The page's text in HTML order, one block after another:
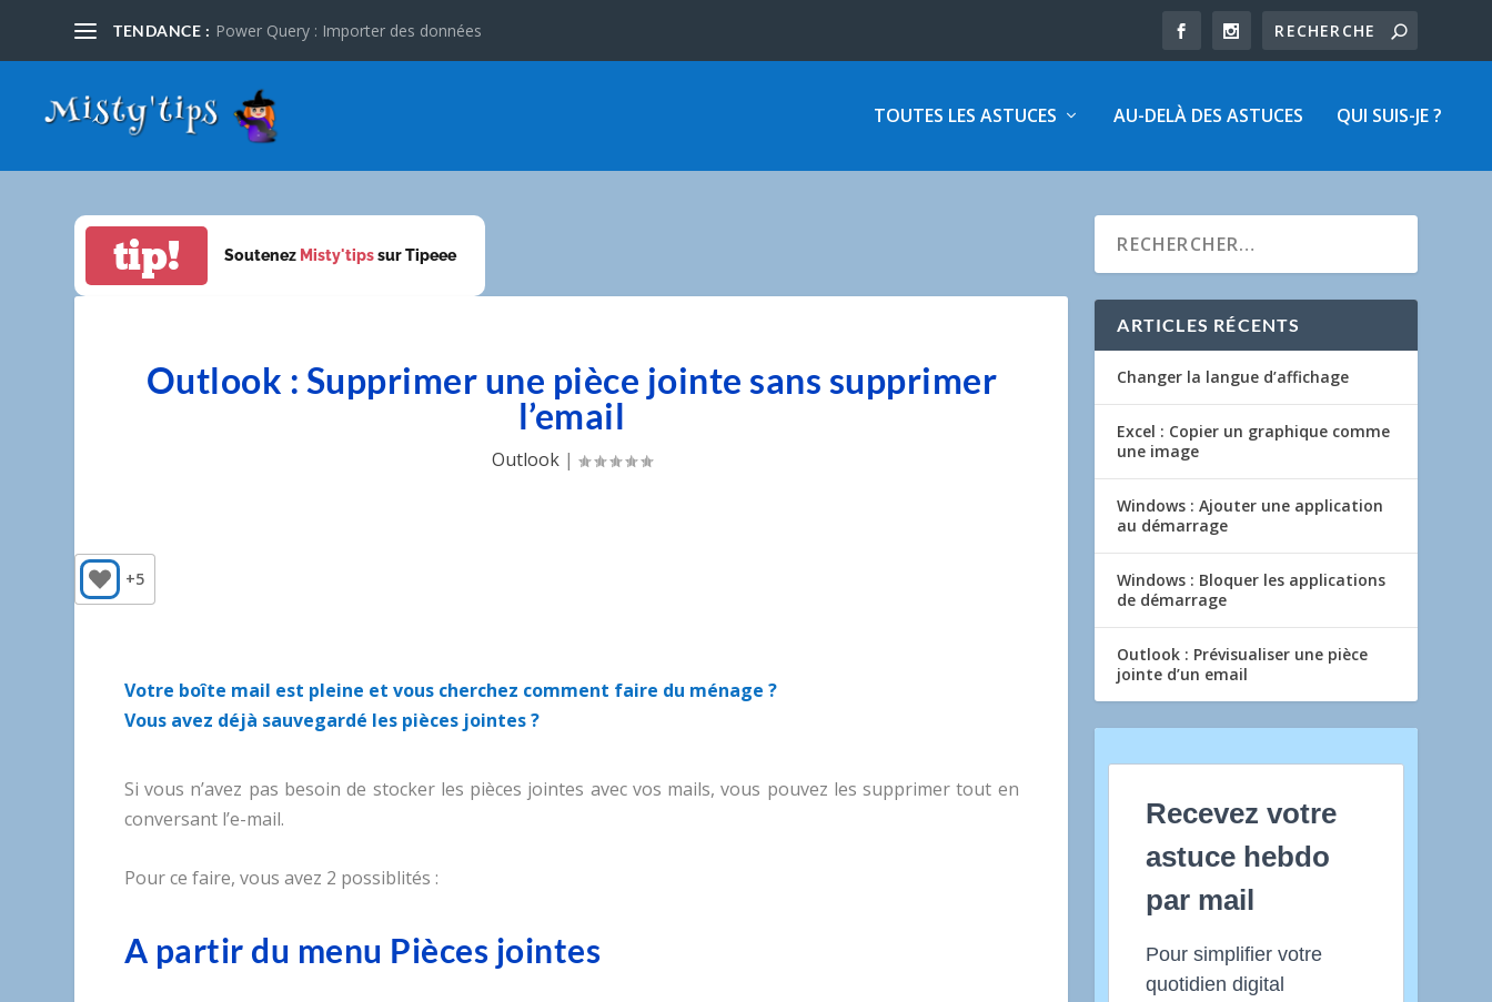
TENDANCE : Power Query : Importer des données
TOUTES LES ASTUCES AU-DELÀ DES ASTUCES QUI SUIS-JE ?
tip! Soutenez Misty'tipssur Tipeee
Outlook : Supprimer une pièce jointe sans supprimer
l’email
Outlook|
+5
Votre boîte mail est pleine et vous cherchez comment faire du ménage ?
Vous avez déjà sauvegardé les pièces jointes ?
Si vous n’avez pas besoin de stocker les pièces jointes avec vos mails, vous pouvez les supprimer tout en
conversant l’e-mail.
Pour ce faire, vous avez 2 possiblités :
A partir du menu Pièces jointes
ARTICLES RÉCENTS
Changer la langue d’affichage
Excel : Copier un graphique comme
une image
Windows : Ajouter une application
au démarrage
Windows : Bloquer les applications
de démarrage
Outlook : Prévisualiser une pièce
jointe d’un email
Recevez votre
astuce hebdo
par mail
Pour simplifier votre
quotidien digital